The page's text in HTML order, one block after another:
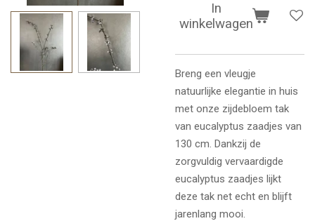
In
winkelwagen
Breng een vleugje
natuurlijke elegantie in huis
met onze zijdebloem tak
van eucalyptus zaadjes van
130 cm. Dankzij de
zorgvuldig vervaardigde
eucalyptus zaadjes lijkt
deze tak net echt en blijft
jarenlang mooi.